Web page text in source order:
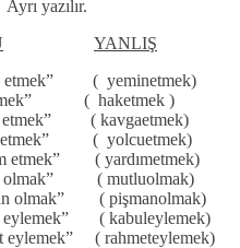
yazılır.
YANLIŞ
( yeminetmek)
( haketmek )
( kavgaetmek)
( yolcuetmek)
( yardımetmek)
( mutluolmak)
( pişmanolmak)
( kabuleylemek)
( rahmeteylemek)